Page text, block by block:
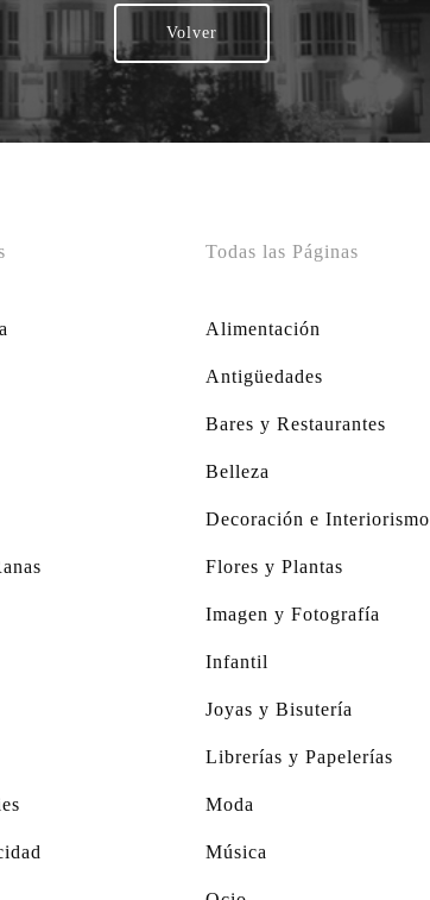
Volver
Todas las Páginas
Alimentación
Antigüedades
Bares y Restaurantes
Belleza
Decoración e Interiorismo
Flores y Plantas
Imagen y Fotografía
Infantil
Joyas y Bisutería
Librerías y Papelerías
Moda
Música